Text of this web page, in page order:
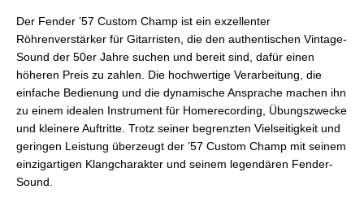
Der Fender ’57 Custom Champ ist ein exzellenter
Röhrenverstärker für Gitarristen, die den authentischen Vintage-
Sound der 50er Jahre suchen und bereit sind, dafür einen
höheren Preis zu zahlen. Die hochwertige Verarbeitung, die
einfache Bedienung und die dynamische Ansprache machen ihn
zu einem idealen Instrument für Homerecording, Übungszwecke
und kleinere Auftritte. Trotz seiner begrenzten Vielseitigkeit und
geringen Leistung überzeugt der ’57 Custom Champ mit seinem
einzigartigen Klangcharakter und seinem legendären Fender-
Sound.